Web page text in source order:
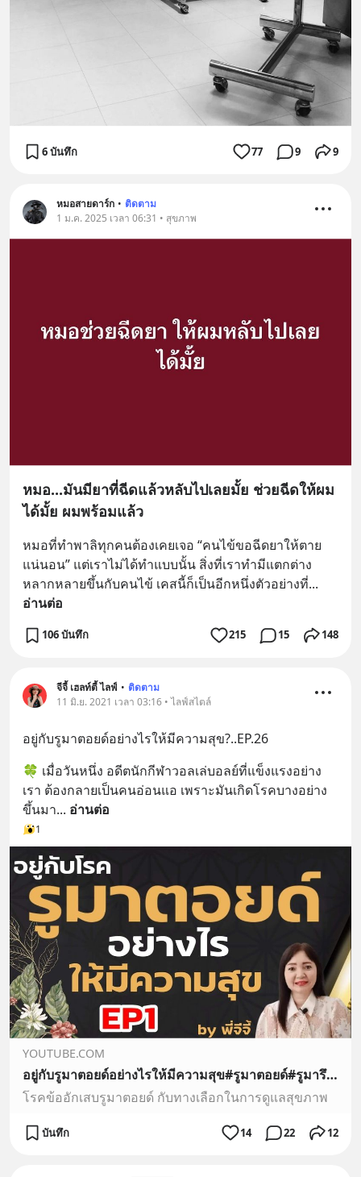
6 บันทึก 77 9 9
หมอสายดาร์ก • ติดตาม
1 ม.ค. 2025 เวลา 06:31 • สุขภาพ
หมอ...มันมียาที่ฉีดแล้วหลับไปเลยมั้ย ช่วยฉีดให้ผม
ได้มั้ย ผมพร้อมแล้ว
หมอที่ทำพาลิทุกคนต้องเคยเจอ “คนไข้ขอฉีดยาให้ตาย
แน่นอน” แต่เราไม่ได้ทำแบบนั้น สิ่งที่เราทำมีแตกต่าง
หลากหลายขึ้นกับคนไข้ เคสนี้ก็เป็นอีกหนึ่งตัวอย่างที่
อ่านต่อ
106 บันทึก 215 15 148
จีจี้ เฮลท์ตี้ ไลฟ์ • ติดตาม
11 มิ.ย. 2021 เวลา 03:16 • ไลฟ์สไตล์
อยู่กับรูมาตอยด์อย่างไรให้มีความสุข?..EP.26
🍀 เมื่อวันหนึ่ง อดีตนักกีฬาวอลเล่บอลย์ที่แข็งแรงอย่าง
เรา ต้องกลายเป็นคนอ่อนแอ เพราะมันเกิดโรคบางอย่าง
ขึ้นมา... อ่านต่อ
1
YOUTUBE.COM
อยู่กับรูมาตอยด์อย่างไรให้มีความสุข#รูมาตอยด์#รูมารึซึ่ม#สมุนไพร#เห็ดหลินจือ
โรคข้ออักเสบรูมาตอยด์ กับทางเลือกในการดูแลสุขภาพ
บันทึก 14 22 12